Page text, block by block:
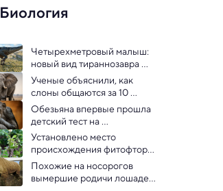
Биология
Четырехметровый малыш:
новый вид тираннозавра
открыли в Китае
Ученые объяснили, как
слоны общаются за 10
километров
Обезьяна впервые прошла
детский тест на
воображение: видео
Установлено место
происхождения фитофторы,
ставшей причиной голода в
Ирландии
Похожие на носорогов
вымершие родичи лошадей